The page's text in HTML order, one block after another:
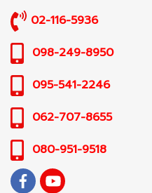
02-116-5936
098-249-8950
095-541-2246
062-707-8655
080-951-9518